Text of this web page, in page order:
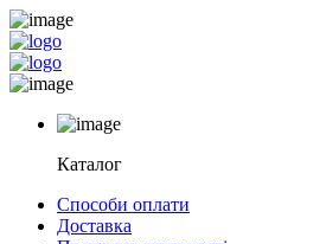
Каталог
Способи оплати
Доставка